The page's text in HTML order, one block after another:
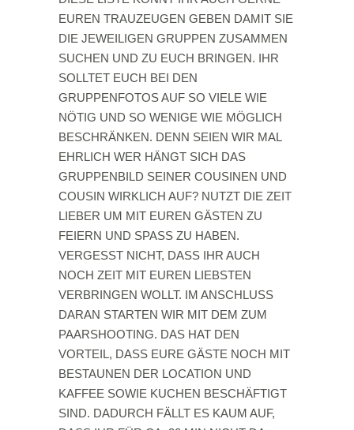
EUREN TRAUZEUGEN GEBEN DAMIT SIE
DIE JEWEILIGEN GRUPPEN ZUSAMMEN
SUCHEN UND ZU EUCH BRINGEN. IHR
SOLLTET EUCH BEI DEN
GRUPPENFOTOS AUF SO VIELE WIE
NÖTIG UND SO WENIGE WIE MÖGLICH
BESCHRÄNKEN. DENN SEIEN WIR MAL
EHRLICH WER HÄNGT SICH DAS
GRUPPENBILD SEINER COUSINEN UND
COUSIN WIRKLICH AUF? NUTZT DIE ZEIT
LIEBER UM MIT EUREN GÄSTEN ZU
FEIERN UND SPASS ZU HABEN.
VERGESST NICHT, DASS IHR AUCH
NOCH ZEIT MIT EUREN LIEBSTEN
VERBRINGEN WOLLT. IM ANSCHLUSS
DARAN STARTEN WIR MIT DEM ZUM
PAARSHOOTING. DAS HAT DEN
VORTEIL, DASS EURE GÄSTE NOCH MIT
BESTAUNEN DER LOCATION UND
KAFFEE SOWIE KUCHEN BESCHÄFTIGT
SIND. DADURCH FÄLLT ES KAUM AUF,